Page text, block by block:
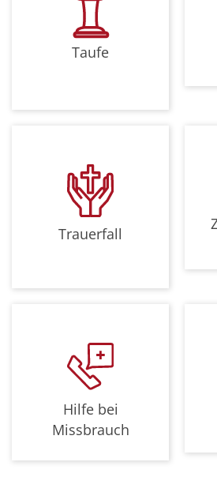
Taufe
Trauerfall
Hilfe bei
Missbrauch